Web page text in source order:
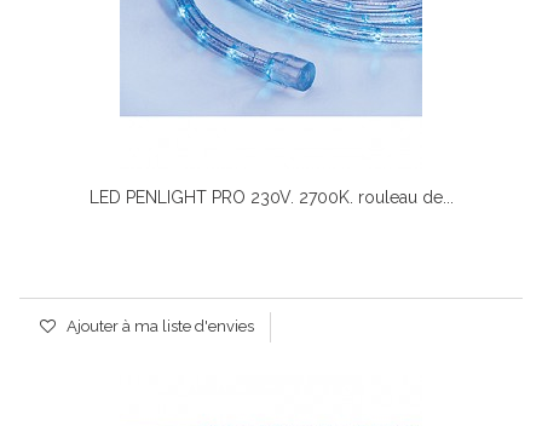
LED PENLIGHT PRO 230V. 2700K. rouleau de...
Ajouter à ma liste d'envies